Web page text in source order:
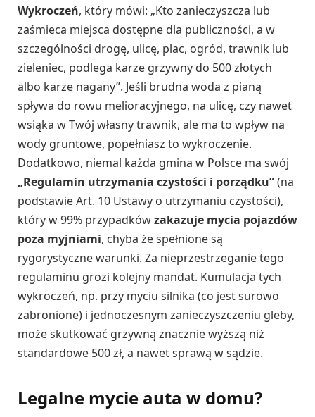
Wykroczeń, który mówi: „Kto zanieczyszcza lub
zaśmieca miejsca dostępne dla publiczności, a w
szczególności drogę, ulicę, plac, ogród, trawnik lub
zieleniec, podlega karze grzywny do 500 złotych
albo karze nagany”. Jeśli brudna woda z pianą
spływa do rowu melioracyjnego, na ulicę, czy nawet
wsiąka w Twój własny trawnik, ale ma to wpływ na
wody gruntowe, popełniasz to wykroczenie.
Dodatkowo, niemal każda gmina w Polsce ma swój
„Regulamin utrzymania czystości i porządku”(na
podstawie Art. 10 Ustawy o utrzymaniu czystości),
który w 99% przypadkówzakazuje mycia pojazdów
poza myjniami, chyba że spełnione są
rygorystyczne warunki. Za nieprzestrzeganie tego
regulaminu grozi kolejny mandat. Kumulacja tych
wykroczeń, np. przy myciu silnika (co jest surowo
zabronione) i jednoczesnym zanieczyszczeniu gleby,
może skutkować grzywną znacznie wyższą niż
standardowe 500 zł, a nawet sprawą w sądzie.
Legalne mycie auta w domu?